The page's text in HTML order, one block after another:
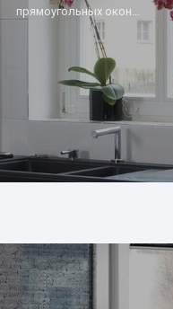
прямоугольных окон...